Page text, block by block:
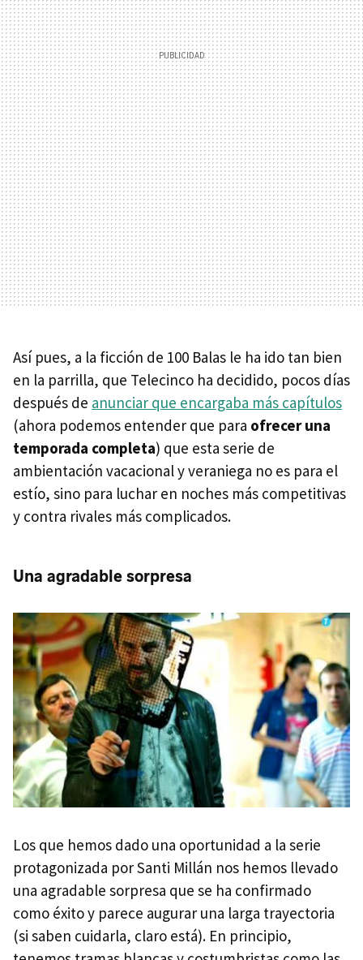
Así pues, a la ficción de 100 Balas le ha ido tan bien
en la parrilla, que Telecinco ha decidido, pocos días
después de anunciar que encargaba más capítulos
(ahora podemos entender que para ofrecer una
temporada completa) que esta serie de
ambientación vacacional y veraniega no es para el
estío, sino para luchar en noches más competitivas
y contra rivales más complicados.
Una agradable sorpresa
Los que hemos dado una oportunidad a la serie
protagonizada por Santi Millán nos hemos llevado
una agradable sorpresa que se ha confirmado
como éxito y parece augurar una larga trayectoria
(si saben cuidarla, claro está). En principio,